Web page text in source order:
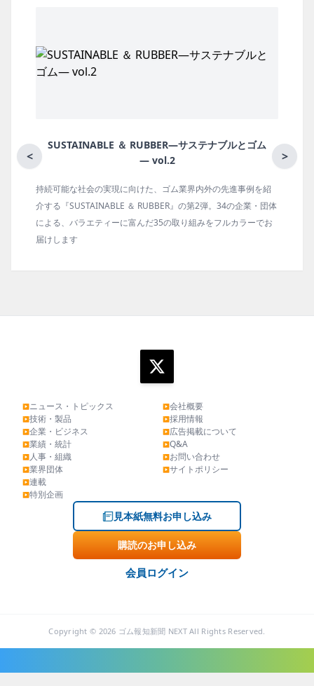
< >
SUSTAINABLE ＆ RUBBER―サステナブルとゴム
― vol.2
持続可能な社会の実現に向けた、ゴム業界内外の先進事例を紹
介する『SUSTAINABLE ＆ RUBBER』の第2弾。34の企業・団体
による、バラエティーに富んだ35の取り組みをフルカラーでお
届けします
▶ニュース・トピックス
▶技術・製品
▶企業・ビジネス
▶業績・統計
▶人事・組織
▶業界団体
▶連載
▶特別企画
▶会社概要
▶採用情報
▶広告掲載について
▶Q&A
▶お問い合わせ
▶サイトポリシー
見本紙無料お申し込み
購読のお申し込み
会員ログイン
Copyright © 2026 ゴム報知新聞 NEXT All Rights Reserved.